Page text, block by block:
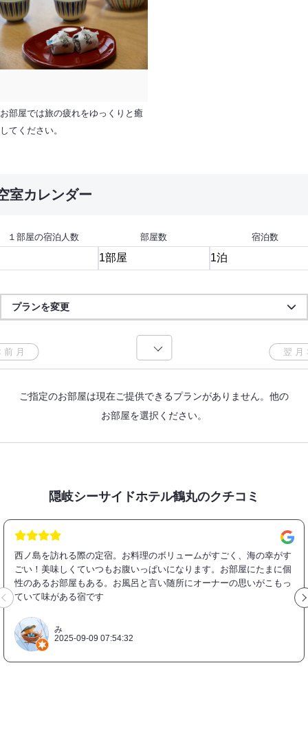
お部屋では旅の疲れをゆっくりと癒
してください。
室カレンダー
１部屋の宿泊人数 部屋数 宿泊数
プランを変更
ご指定のお部屋は現在ご提供できるプランがありません。他の
お部屋を選択ください。
隠岐シーサイドホテル鶴丸のクチコミ
西ノ島を訪れる際の定宿。お料理のボリュームがすごく、海の幸がす
ごい！美味しくていつもお腹いっぱいになります。お部屋にたまに個
性のあるお部屋もある。お風呂と言い随所にオーナーの思いがこもっ
ていて味がある宿です
み
2025-09-09 07:54:32